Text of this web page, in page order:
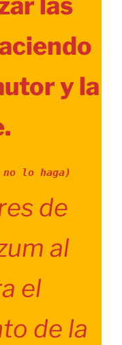
y la
lo haga)
de
al
el
de la